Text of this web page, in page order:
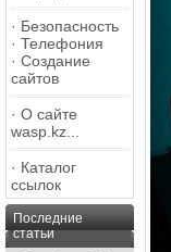
· Безопасность
· Телефония
· Создание
сайтов
· О сайте
wasp.kz...
· Каталог
ссылок
Последние
статьи